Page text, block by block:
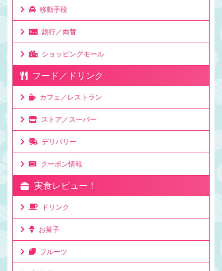
移動手段
銀行／両替
ショッピングモール
フード／ドリンク
カフェ／レストラン
ストア／スーパー
デリバリー
クーポン情報
実食レビュー！
ドリンク
お菓子
フルーツ